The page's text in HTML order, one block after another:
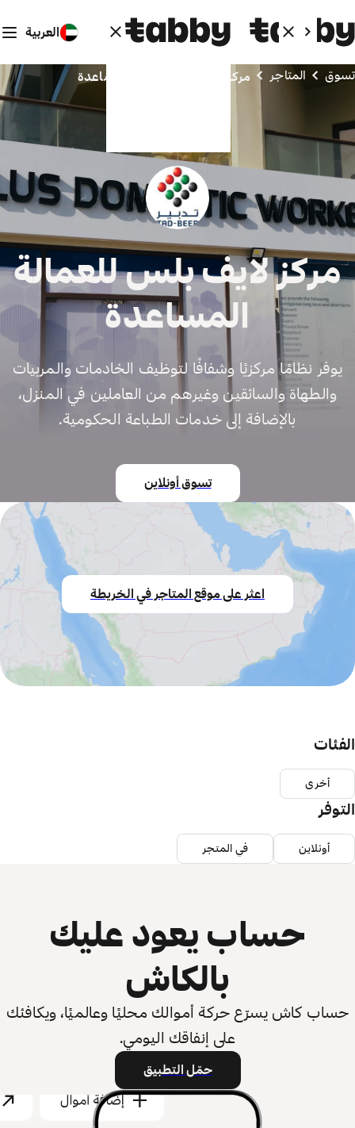
العربية
تسوق المتاجر مركز لايف بلس للعمالة المساعدة
مركز لايف بلس للعمالة
المساعدة
يوفر نظامًا مركزيًا وشفافًا لتوظيف الخادمات والمربيات
والطهاة والسائقين وغيرهم من العاملين في المنزل،
بالإضافة إلى خدمات الطباعة الحكومية.
تسوق أونلاين
اعثر على موقع المتاجر في الخريطة
الفئات
أخرى
التوفر
أونلاين في المتجر
حساب يعود عليك
بالكاش
حساب كاش يسرّع حركة أموالك محليًا وعالميًا، ويكافئك
على إنفاقك اليومي.
حمّل التطبيق